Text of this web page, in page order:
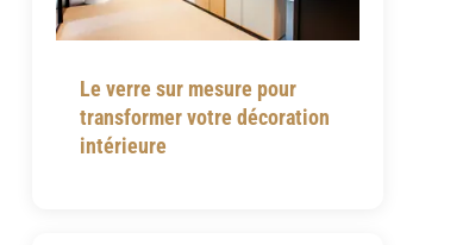
Le verre sur mesure pour
transformer votre décoration
intérieure